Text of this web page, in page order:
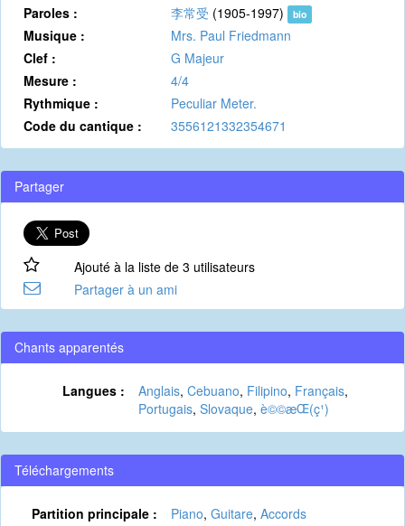
Paroles :
李常受 (1905-1997) bio
Musique :
Mrs. Paul Friedmann
Clef :
G Majeur
Mesure :
4/4
Rythmique :
Peculiar Meter.
Code du cantique :
3556121332354671
Partager
Ajouté à la liste de 3 utilisateurs
Partager à un ami
Chants apparentés
Langues : Anglais, Cebuano, Filipino, Français,
Portugais, Slovaque, è©©æ­Œ(ç¹)
Téléchargements
Partition principale : Piano, Guitare, Accords